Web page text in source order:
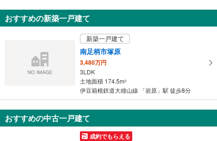
知
を
マ
イ
おすすめの新築一戸建て
新築一戸建て
南足柄市塚原
3,480万円
3LDK
土地面積 174.5m2
伊豆箱根鉄道大雄山線 「岩原」駅 徒歩8分
おすすめの中古一戸建て
成約でもらえる